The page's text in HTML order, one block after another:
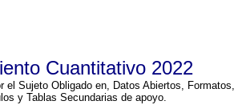
Cuantitativo 2022
el Sujeto Obligado en, Datos Abiertos, Formatos,
y Tablas Secundarias de apoyo.